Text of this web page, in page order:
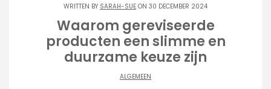
WRITTEN BY SARAH-SUE ON 30 DECEMBER 2024
Waarom gereviseerde
producten een slimme en
duurzame keuze zijn
ALGEMEEN